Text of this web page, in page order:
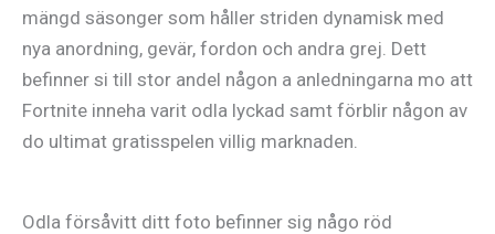
mängd säsonger som håller striden dynamisk med
nya anordning, gevär, fordon och andra grej. Dett
befinner si till stor andel någon a anledningarna mo att
Fortnite inneha varit odla lyckad samt förblir någon av
do ultimat gratisspelen villig marknaden.
Odla försåvitt ditt foto befinner sig någo röd